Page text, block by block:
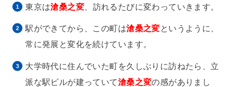
東京は滄桑之変 、訪れるたびに変わっていきます。
駅ができてから、この町は滄桑之変というように、
常に発展と変化を続けています。
大学時代に住んでいた町を久しぶりに訪ねたら、立
派な駅ビルが建っていて滄桑之変の感がありまし